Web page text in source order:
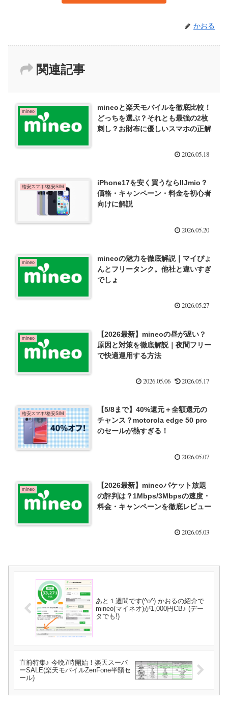
かおる
関連記事
mineo
mineoと楽天モバイルを徹底比較！
どっちを選ぶ？それとも最強の2枚
刺し？お財布に優しいスマホの正解
2026.05.18
格安スマホ/格安SIM
iPhone17を安く買うならIIJmio？
価格・キャンペーン・料金を初心者
向けに解説
2026.05.20
mineo
mineoの魅力を徹底解説｜マイぴょ
んとフリータンク。他社と違いすぎ
でしょ
2026.05.27
mineo
【2026最新】mineoの昼が遅い？
原因と対策を徹底解説｜夜間フリー
で快適運用する方法
2026.05.06 2026.05.17
格安スマホ/格安SIM
【5/8まで】40%還元＋全額還元の
チャンス？motorola edge 50 pro
のセールが熱すぎる！
2026.05.07
mineo
【2026最新】mineoパケット放題
の評判は？1Mbps/3Mbpsの速度・
料金・キャンペーンを徹底レビュー
2026.05.03
あと１週間です(^o^) かおるの紹介で
mineo(マイネオ)が1,000円CB♪ (デー
タでも!)
直前特集♪ 今晩7時開始！楽天スーパ
ーSALE(楽天モバイルZenFone半額セ
ール)